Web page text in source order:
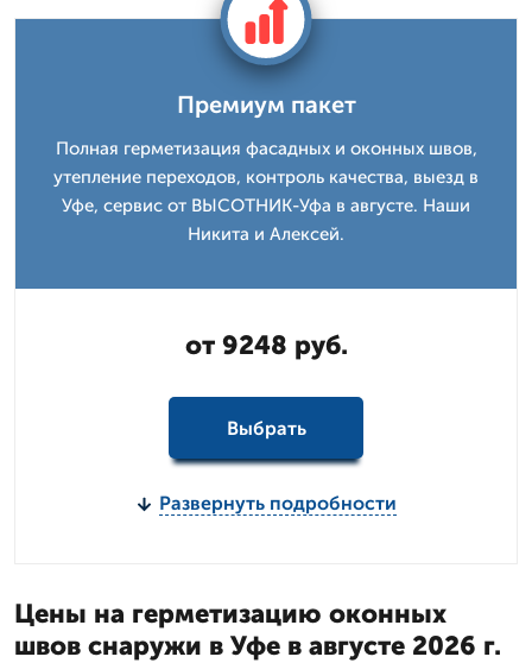
Премиум пакет
Полная герметизация фасадных и оконных швов,
утепление переходов, контроль качества, выезд в
Уфе, сервис от ВЫСОТНИК-Уфа в августе. Наши
Никита и Алексей.
от 9248 руб.
Выбрать
Развернуть подробности
Цены на герметизацию оконных
швов снаружи в Уфе в августе 2026 г.